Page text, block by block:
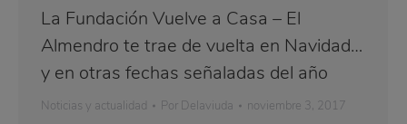
La Fundación Vuelve a Casa – El
Almendro te trae de vuelta en Navidad…
y en otras fechas señaladas del año
Noticias y actualidad Por Delaviuda noviembre 3, 2017